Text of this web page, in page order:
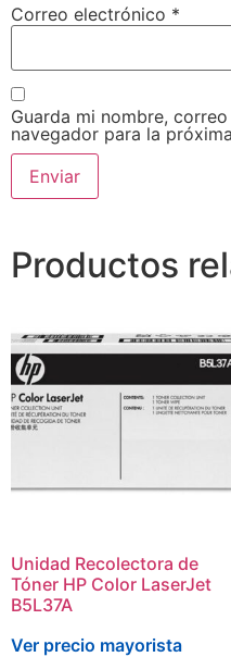
Correo electrónico *
Guarda mi nombre,
navegador para la
Productos
Unidad Recolectora de
Tóner HP Color LaserJet
B5L37A
Ver precio mayorista